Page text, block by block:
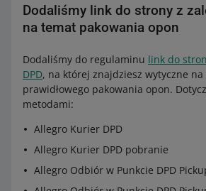
Dodaliśmy link do strony z
na temat pakowania opon
Dodaliśmy do regulaminu link do
DPD, na której znajdziesz wytyczne
prawidłowego pakowania opon.
metodami:
Allegro Kurier DPD
Allegro Kurier DPD pobranie
Allegro Odbiór w Punkcie DPD